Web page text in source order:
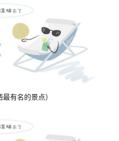
有名的景点）